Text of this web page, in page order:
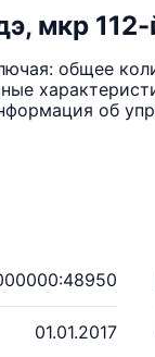
мкр
общее
об
01.01.2017